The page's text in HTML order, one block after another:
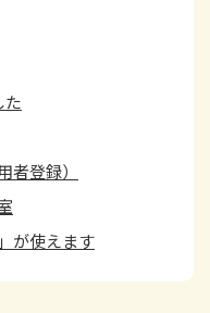
た
登録）
が使えます